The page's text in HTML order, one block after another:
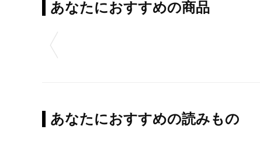
あなたにおすすめの商品
あなたにおすすめの読みもの